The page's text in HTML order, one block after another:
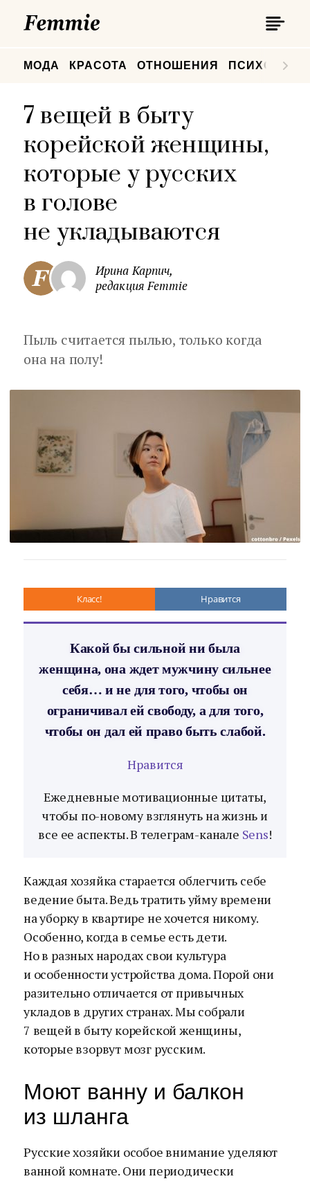
МОДА КРАСОТА ОТНОШЕНИЯ
7 вещей в быту
корейской женщины,
которые у русских
в голове
не укладываются
Ирина Карпич,
редакция Femmie
Пыль считается пылью, только когда
она на полу!
Класс! Нравится
Какой бы сильной ни была
женщина, она ждет мужчину сильнее
себя… и не для того, чтобы он
ограничивал ей свободу, а для того,
чтобы он дал ей право быть слабой.
Нравится
Ежедневные мотивационные цитаты,
чтобы по-новому взглянуть на жизнь и
все ее аспекты. В телеграм-канале Sens!
Каждая хозяйка старается облегчить себе
ведение быта. Ведь тратить уйму времени
на уборку в квартире не хочется никому.
Особенно, когда в семье есть дети.
Но в разных народах свои культура
и особенности устройства дома. Порой они
разительно отличается от привычных
укладов в других странах. Мы собрали
7 вещей в быту корейской женщины,
которые взорвут мозг русским.
Моют ванну и балкон
из шланга
Русские хозяйки особое внимание уделяют
ванной комнате. Они периодически